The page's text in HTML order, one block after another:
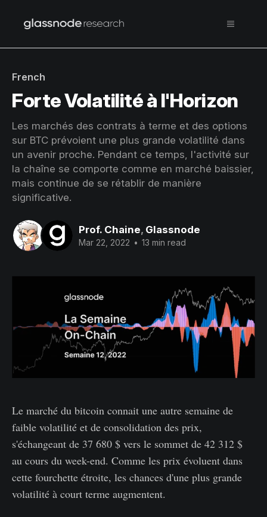
French
Forte Volatilité à l'Horizon
Les marchés des contrats à terme et des options
sur BTC prévoient une plus grande volatilité dans
un avenir proche. Pendant ce temps, l'activité sur
la chaîne se comporte comme en marché baissier,
mais continue de se rétablir de manière
significative.
Prof. Chaine, Glassnode
Mar 22, 2022 • 13 min read
Le marché du bitcoin connait une autre semaine de
faible volatilité et de consolidation des prix,
s'échangeant de 37 680 $ vers le sommet de 42 312 $
au cours du week-end. Comme les prix évoluent dans
cette fourchette étroite, les chances d'une plus grande
volatilité à court terme augmentent.